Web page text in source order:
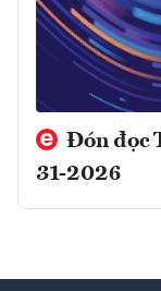
Đón đọc
31-2026